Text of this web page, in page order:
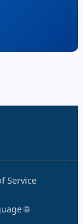
Service
🌐 Language: